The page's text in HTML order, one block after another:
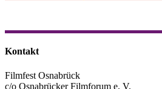
Kontakt
Filmfest Osnabrück
c/o Osnabrücker Filmforum e. V.